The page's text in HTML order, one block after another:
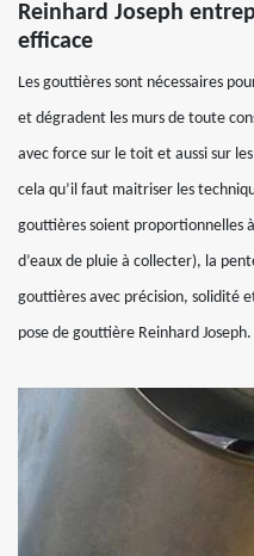
Reinhard Joseph
efficace
Les gouttières sont nécessaires
et dégradent les murs de toute
avec force sur le toit et aussi sur
cela qu’il faut maitriser les
gouttières soient proportionnelles
d’eaux de pluie à collecter), la
gouttières avec précision, solidité
pose de gouttière Reinhard Joseph.